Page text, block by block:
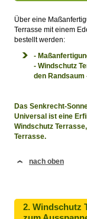
Über eine
Terrasse mit einem
bestellt werden:
-
- Windschutz
den Randsaum
Das Senkrecht-
Universal ist eine
Windschutz Terrasse,
Terrasse.
nach oben
2. Windschutz